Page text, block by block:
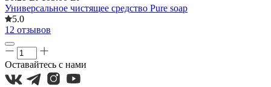
Универсальное чистящее средство Pure soap
5.0
12 отзывов
Оставайтесь с нами